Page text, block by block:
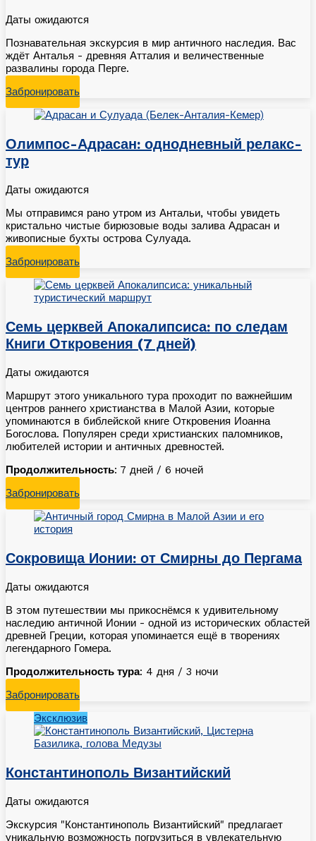
Даты ожидаются
Познавательная экскурсия в мир античного наследия. Вас
ждёт Анталья - древняя Атталия и величественные
развалины города Перге.
Забронировать
Олимпос-Адрасан: однодневный релакс-
тур
Даты ожидаются
Мы отправимся рано утром из Антальи, чтобы увидеть
кристально чистые бирюзовые воды залива Адрасан и
живописные бухты острова Сулуада.
Забронировать
Семь церквей Апокалипсиса: по следам
Книги Откровения (7 дней)
Даты ожидаются
Маршрут этого уникального тура проходит по важнейшим
центров раннего христианства в Малой Азии, которые
упоминаются в библейской книге Откровения Иоанна
Богослова. Популярен среди христианских паломников,
любителей истории и античных древностей.
Продолжительность: 7 дней / 6 ночей
Забронировать
Сокровища Ионии: от Смирны до Пергама
Даты ожидаются
В этом путешествии мы прикоснёмся к удивительному
наследию античной Ионии - одной из исторических областей
древней Греции, которая упоминается ещё в творениях
легендарного Гомера.
Продолжительность тура: 4 дня / 3 ночи
Забронировать
Эксклюзив
Константинополь Византийский
Даты ожидаются
Экскурсия "Константинополь Византийский" предлагает
уникальную возможность погрузиться в увлекательную